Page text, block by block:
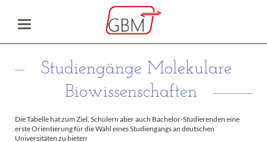
Studiengänge Molekulare
Biowissenschaften
Die Tabelle hat zum Ziel, Schülern aber auch Bachelor-Studierenden eine
erste Orientierung für die Wahl eines Studiengangs an deutschen
Universitäten zu bieten